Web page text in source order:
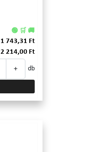
🟢 🛒 🚚
1 743,31 Ft
2 214,00 Ft
+ db